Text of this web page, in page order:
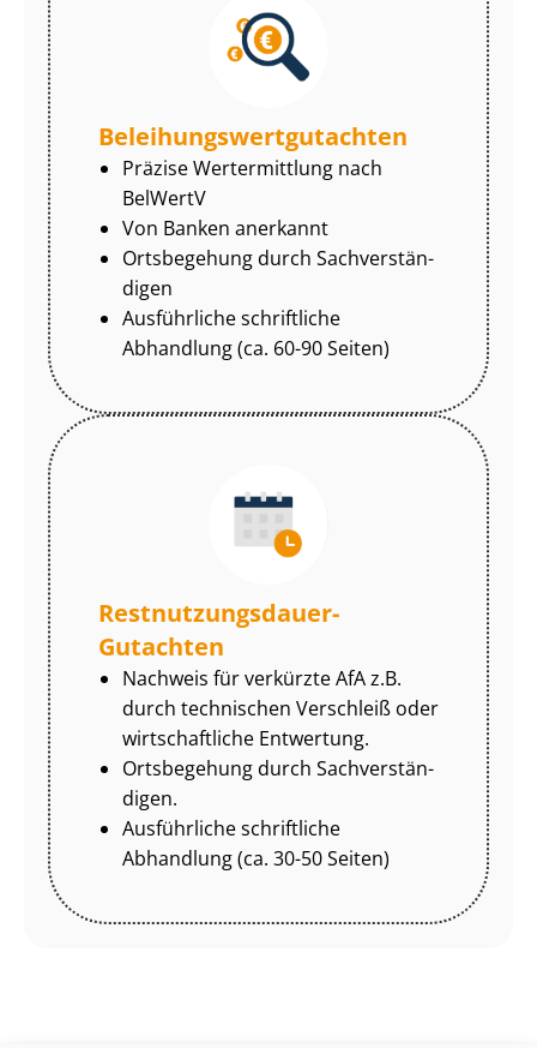
Be­lei­hungs­wert­gut­ach­ten
Präzise Wertermittlung nach
BelWertV
Von Banken anerkannt
Ortsbegehung durch Sach­ver­stän­
di­gen
Ausführliche schriftliche
Abhandlung (ca. 60-90 Seiten)
Rest­nut­zungs­dau­er-
Gutachten
Nachweis für verkürzte AfA z.B.
durch technischen Verschleiß oder
wirtschaftliche Entwertung.
Ortsbegehung durch Sach­ver­stän­
di­gen.
Ausführliche schriftliche
Abhandlung (ca. 30-50 Seiten)